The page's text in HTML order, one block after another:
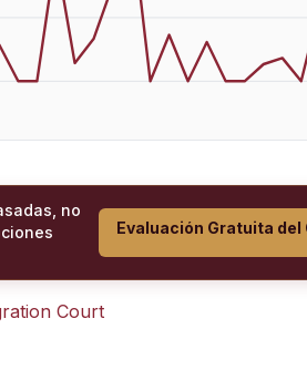
no
Evaluación Gratuita del
Court